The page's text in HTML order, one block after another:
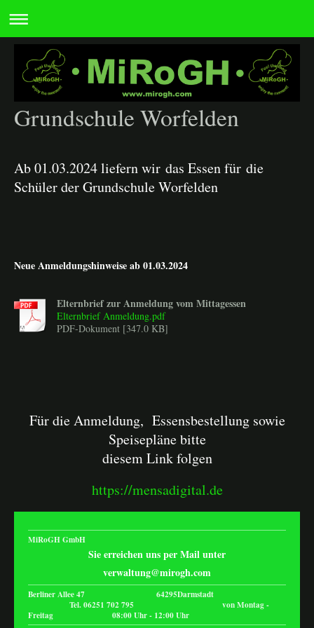
Grundschule Worfelden
Ab 01.03.2024 liefern wir das Essen für die
Schüler der Grundschule Worfelden
Neue Anmeldungshinweise ab 01.03.2024
Elternbrief zur Anmeldung vom Mittagessen
Elternbrief Anmeldung.pdf
PDF-Dokument [347.0 KB]
Für die Anmeldung, Essensbestellung sowie
Speisepläne bitte
diesem Link folgen
https://mensadigital.de
MiRoGH GmbH
Sie erreichen uns per Mail unter
verwaltung@mirogh.com
Berliner Allee 47 64295Darmstadt
Tel. 06251 702 795 von Montag -
Freitag 08:00 Uhr - 12:00 Uhr